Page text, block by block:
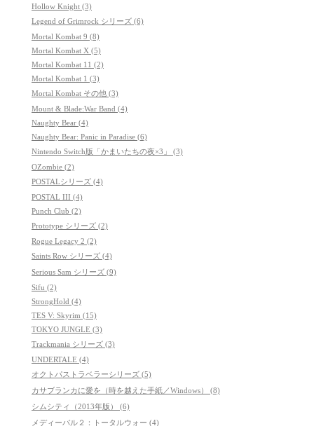
Hollow Knight (3)
Legend of Grimrock シリーズ (6)
Mortal Kombat 9 (8)
Mortal Kombat X (5)
Mortal Kombat 11 (2)
Mortal Kombat 1 (3)
Mortal Kombat その他 (3)
Mount & Blade:War Band (4)
Naughty Bear (4)
Naughty Bear: Panic in Paradise (6)
Nintendo Switch版「かまいたちの夜×3」 (3)
OZombie (2)
POSTALシリーズ (4)
POSTAL III (4)
Punch Club (2)
Prototype シリーズ (2)
Rogue Legacy 2 (2)
Saints Row シリーズ (4)
Serious Sam シリーズ (9)
Sifu (2)
StrongHold (4)
TES V: Skyrim (15)
TOKYO JUNGLE (3)
Trackmania シリーズ (3)
UNDERTALE (4)
オクトパストラベラーシリーズ (5)
カサブランカに愛を（時を越えた手紙／Windows） (8)
シムシティ（2013年版） (6)
メディーバル２：トータルウォー (4)